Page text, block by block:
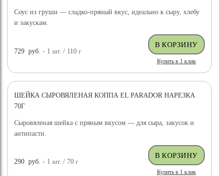
Соус из груши — сладко-пряный вкус, идеально к сыру, хлебу
и закускам.
729 руб. - 1шт. / 110г
Купить в 1 клик
ШЕЙКА СЫРОВЯЛЕНАЯ КОППА EL PARADOR НАРЕЗКА
70Г
Сыровяленая шейка с пряным вкусом — для сыра, закусок и
антипасти.
290 руб. - 1шт. / 70г
Купить в 1 клик